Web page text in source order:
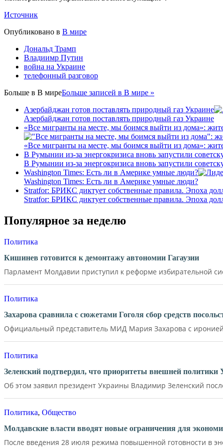
Источник
Опубликовано в В мире
Дональд Трамп
Владиимр Путин
война на Украине
телефонный разговор
Больше в В миреБольше записей в В мире »
Азербайджан готов поставлять природный газ Украине
Азербайджан готов поставлять природный газ Украине
«Все мигранты на месте, мы боимся выйти из дома»:
«Все мигранты на месте, мы боимся выйти из дома»:
В Румынии из-за энергокризиса вновь запустили
В Румынии из-за энергокризиса вновь запустили
Washington Times: Есть ли в Америке умные люди?
Washington Times: Есть ли в Америке умные люди?
Stratfor: БРИКС диктует собственные правила. Эпоха
Stratfor: БРИКС диктует собственные правила. Эпоха
Популярное за неделю
Политика
Кишинев готовится к демонтажу автономии Гагаузии
Парламент Молдавии приступил к реформе избирательной
Политика
Захарова сравнила с сюжетами Гоголя сбор средств
Официальный представитель МИД Мария Захарова с
Политика
Зеленский подтвердил, что приоритеты внешней
Об этом заявил президент Украины Владимир Зеленский
Политика, Общество
Молдавские власти вводят новые ограничения для
После введения 28 июля режима повышенной готовности в